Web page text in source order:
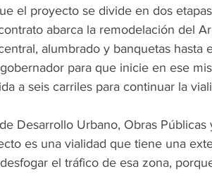
el proyecto se divide en dos
abarca la remodelación del
alumbrado y banquetas hasta
para que inicie en ese
a seis carriles para continuar la
Desarrollo Urbano, Obras Públicas
es una vialidad que tiene una
el tráfico de esa zona,